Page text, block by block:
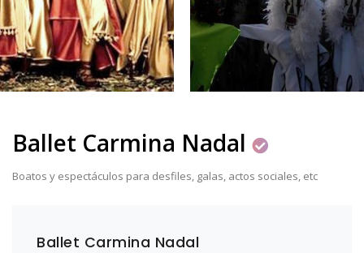
Ballet Carmina Nadal
Boatos y espectáculos para desfiles, galas, actos sociales, etc
Ballet Carmina Nadal